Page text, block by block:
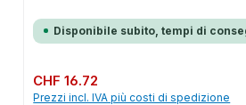
Disponibile subito, tempi di
Prezzo normale:
CHF 16.72
Prezzi incl. IVA più costi di spedizione